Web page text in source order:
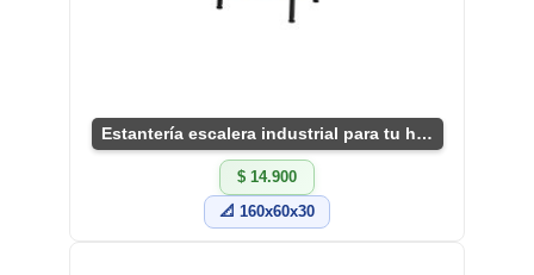
Estantería escalera industrial para tu hogar
$ 14.900
📐 160x60x30